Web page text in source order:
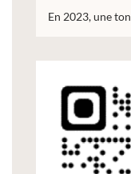
En 2023, une